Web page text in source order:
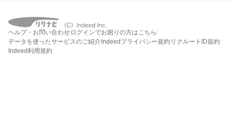
ヘルプ・お問い合わせ ログインでお困りの方はこちら
データを使ったサービスのご紹介 Indeedプライバシー規約 リクルートID規約
Indeed利用規約